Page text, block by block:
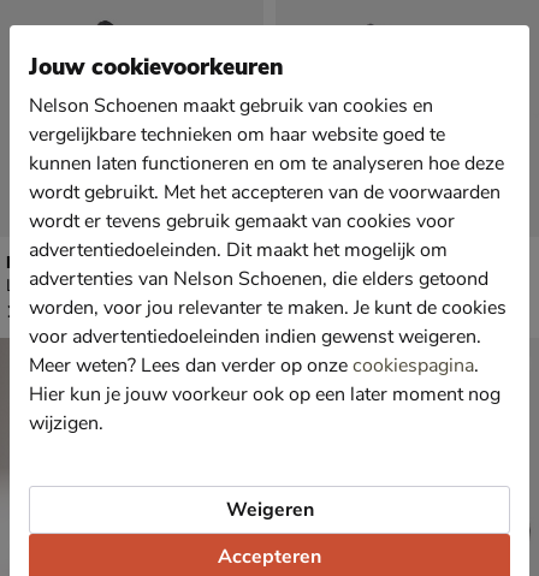
Ecco Exostride
Lage sneakers - zwart
€ 139,99
139,99
Ecco Move
Lage sneakers - zwart
€ 99,99
99,99
Sale
Jouw cookievoorkeuren
Nelson Schoenen maakt gebruik van cookies en
vergelijkbare technieken om haar website goed te
kunnen laten functioneren en om te analyseren hoe deze
wordt gebruikt. Met het accepteren van de voorwaarden
wordt er tevens gebruik gemaakt van cookies voor
advertentiedoeleinden. Dit maakt het mogelijk om
advertenties van Nelson Schoenen, die elders getoond
worden, voor jou relevanter te maken. Je kunt de cookies
voor advertentiedoeleinden indien gewenst weigeren.
Meer weten? Lees dan verder op onzecookiespagina.
Hier kun je jouw voorkeur ook op een later moment nog
wijzigen.
Accepteren
Weigeren